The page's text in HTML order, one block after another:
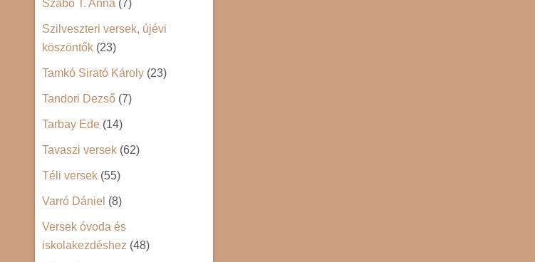
Szabó T. Anna (7)
Szilveszteri versek, újévi
köszöntők (23)
Tamkó Sirató Károly (23)
Tandori Dezső (7)
Tarbay Ede (14)
Tavaszi versek (62)
Téli versek (55)
Varró Dániel (8)
Versek óvoda és
iskolakezdéshez (48)